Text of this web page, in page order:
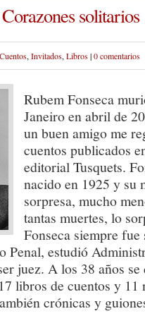
solitarios
Cuentos, Invitados, Libros|0 comentarios
Rubem Fonseca
Janeiro en abril de
un buen amigo me
cuentos publicados
editorial Tusquets.
nacido en 1925 y su
sorpresa, mucho
tantas muertes, lo
Fonseca siempre
Penal, estudió
juez. A los 38 años
libros de cuentos y 11
crónicas y